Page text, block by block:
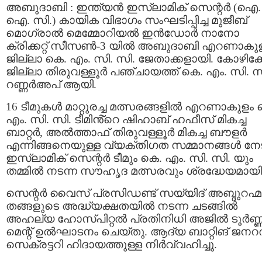
അബുദാബി : ഇന്ത്യൻ ഇസ്ലാമിക്‌ സെന്റർ (ഐ.
ഐ. സി.) കായിക വിഭാഗം സംഘടിപ്പിച്ച മുജീബ്
മൊഗ്രാൽ മെമ്മോറിയൽ ഇൻഡോർ നാനോ
ക്രിക്കറ്റ് സീസൺ-3 യിൽ അബുദാബി
ജില്ലാ കെ. എം. സി. സി. ജേതാക്കളായി.
ജില്ലാ തിരുവള്ളൂർ പഞ്ചായത്ത് കെ. എം. സി.
റണ്ണർഅപ് ആയി.
16 ടീമുകൾ മാറ്റുരച്ച മത്സരങ്ങളിൽ എറണാകുളം
എം. സി. സി. ടീമിൻ്റെ ഷിഹാബ് ഹഫീസ് മികച്ച
ബാറ്റർ, അൽത്താഫ് തിരുവള്ളൂർ മികച്ച ബൗളർ
എന്നിങ്ങനെയുള്ള വ്യക്തിഗത സമ്മാനങ്ങൾ
ഇസ്ലാമിക്‌ സെന്റർ ടീമും കെ. എം. സി. സി. യും
തമ്മിൽ നടന്ന സൗഹൃദ മത്സരവും
സെന്റർ വൈസ് പ്രസിഡണ്ട് സയ്യിദ്
തങ്ങളുടെ അദ്ധ്യക്ഷതയിൽ നടന്ന ചടങ്ങിൽ
അഹല്യ ഹോസ്പിറ്റൽ പ്രതിനിധി അജിൽ
മെന്റ് ഉൽഘാടനം ചെയ്തു. ആദ്യ ബാറ്റിങ്
സെക്രട്ടറി ഹിദായത്തുള്ള നിർവ്വഹിച്ചു.